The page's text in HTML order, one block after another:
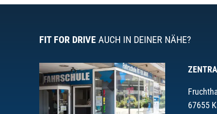
FIT FOR DRIVE AUCH IN DEINER NÄHE?
67655